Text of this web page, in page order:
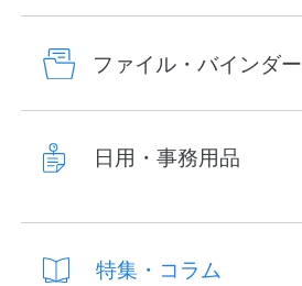
ファイル・バインダー
日用・事務用品
特集・コラム